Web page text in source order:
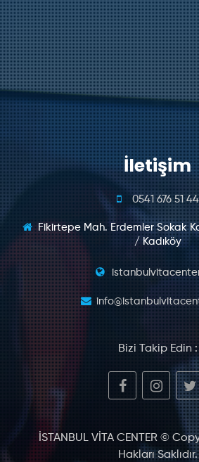
İletişim
0541 676 51 44
Fikirtepe Mah. Erdemler Sokak
/ Kadıköy
Bizi Takip Edin :
İSTANBUL VİTA CENTER ©
Hakları Saklıdır.